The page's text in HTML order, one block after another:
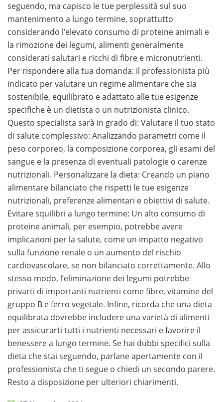
seguendo, ma capisco le tue perplessità sul suo
mantenimento a lungo termine, soprattutto
considerando l’elevato consumo di proteine animali e
la rimozione dei legumi, alimenti generalmente
considerati salutari e ricchi di fibre e micronutrienti.
Per rispondere alla tua domanda: il professionista più
indicato per valutare un regime alimentare che sia
sostenibile, equilibrato e adattato alle tue esigenze
specifiche è un dietista o un nutrizionista clinico.
Questo specialista sarà in grado di: Valutare il tuo stato
di salute complessivo: Analizzando parametri come il
peso corporeo, la composizione corporea, gli esami del
sangue e la presenza di eventuali patologie o carenze
nutrizionali. Personalizzare la dieta: Creando un piano
alimentare bilanciato che rispetti le tue esigenze
nutrizionali, preferenze alimentari e obiettivi di salute.
Evitare squilibri a lungo termine: Un alto consumo di
proteine animali, per esempio, potrebbe avere
implicazioni per la salute, come un impatto negativo
sulla funzione renale o un aumento del rischio
cardiovascolare, se non bilanciato correttamente. Allo
stesso modo, l’eliminazione dei legumi potrebbe
privarti di importanti nutrienti come fibre, vitamine del
gruppo B e ferro vegetale. Infine, ricorda che una dieta
equilibrata dovrebbe includere una varietà di alimenti
per assicurarti tutti i nutrienti necessari e favorire il
benessere a lungo termine. Se hai dubbi specifici sulla
dieta che stai seguendo, parlane apertamente con il
professionista che ti segue o chiedi un secondo parere.
Resto a disposizione per ulteriori chiarimenti.